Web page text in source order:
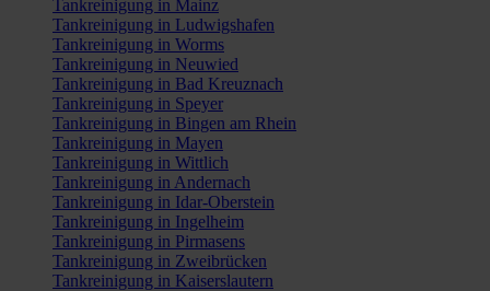
Tankreinigung in Mainz
Tankreinigung in Ludwigshafen
Tankreinigung in Worms
Tankreinigung in Neuwied
Tankreinigung in Bad Kreuznach
Tankreinigung in Speyer
Tankreinigung in Bingen am Rhein
Tankreinigung in Mayen
Tankreinigung in Wittlich
Tankreinigung in Andernach
Tankreinigung in Idar-Oberstein
Tankreinigung in Ingelheim
Tankreinigung in Pirmasens
Tankreinigung in Zweibrücken
Tankreinigung in Kaiserslautern